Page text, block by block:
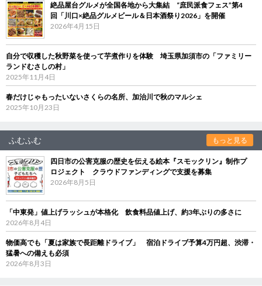
絶品屋台グルメが全国各地から大集結 “庶民派食フェス”第4
回「川口×絶品グルメビール＆日本酒祭り2026」を開催
2026年4月15日
自分で収穫した秋野菜を使って芋煮作りを体験 埼玉県加須市の「ファミリー
ランドむさしの村」
2025年11月4日
春だけじゃもったいないさくらの名所、加治川で秋のマルシェ
2025年10月23日
ふむふむ もっと見る
四日市の公害克服の歴史を伝える絵本『スモックリン』制作プ
ロジェクト クラウドファンディングで支援を募集
2026年8月5日
「中東発」値上げラッシュが本格化 飲食料品値上げ、約3年ぶりの多さに
2026年8月4日
物価高でも「夏は家族で長距離ドライブ」 宿泊ドライブ予算4万円超、渋滞・
猛暑への備えも必須
2026年8月3日